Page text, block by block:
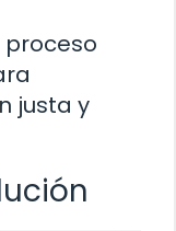
justa y